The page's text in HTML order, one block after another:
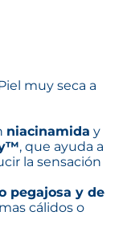
muy seca a
niacinamida y
, que ayuda a
la sensación
pegajosa y de
cálidos o